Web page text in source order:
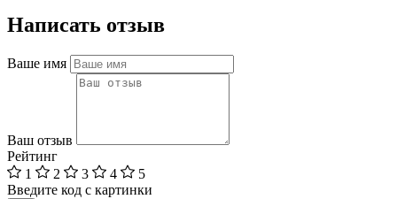
Написать отзыв
Ваше имя
Ваш отзыв
Рейтинг
1
2 3 4
5
Введите код с картинки